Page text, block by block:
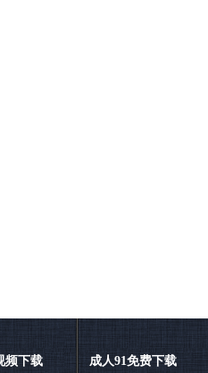
频下载 成人91免费下载